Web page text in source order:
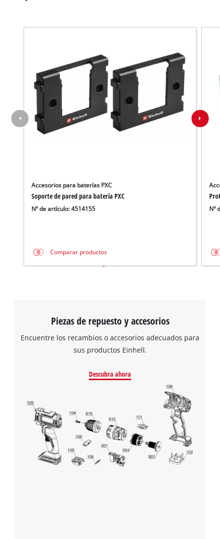
Accesorios para baterías PXC
Soporte de pared para batería PXC
Nº de artículo: 4514155
Comparar productos
Nº
Piezas de repuesto y accesorios
Encuentre los recambios o accesorios adecuados para
sus productos Einhell.
Descubra ahora